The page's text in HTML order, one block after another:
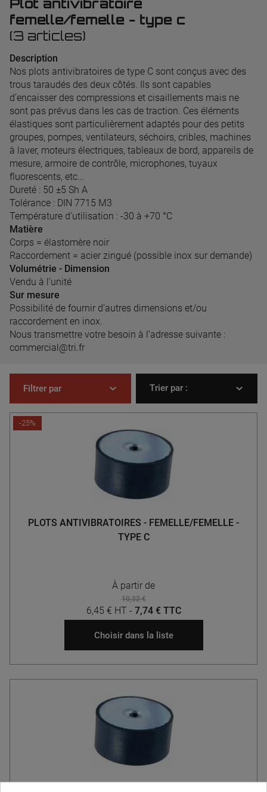
Plot antivibratoire
femelle/femelle - type c
(3 articles)
Description
Nos plots antivibratoires de type C sont conçus avec des
trous taraudés des deux côtés. Ils sont capables
d’encaisser des compressions et cisaillements mais ne
sont pas prévus dans les cas de traction. Ces éléments
élastiques sont particulièrement adaptés pour des petits
groupes, pompes, ventilateurs, séchoirs, cribles, machines
à laver, moteurs électriques, tableaux de bord, appareils de
mesure, armoire de contrôle, microphones, tuyaux
fluorescents, etc…
Dureté : 50 ±5 Sh A
Tolérance : DIN 7715 M3
Température d’utilisation : -30 à +70 °C
Matière
Corps = élastomère noir
Raccordement = acier zingué (possible inox sur demande)
Volumétrie - Dimension
Vendu à l’unité
Sur mesure
Possibilité de fournir d’autres dimensions et/ou
raccordement en inox.
Nous transmettre votre besoin à l’adresse suivante :
commercial@tri.fr
Filtrer par Trier par :
-25%
PLOTS ANTIVIBRATOIRES - FEMELLE/FEMELLE -
TYPE C
À partir de
10,32 €
6,45 € HT - 7,74 € TTC
Choisir dans la liste